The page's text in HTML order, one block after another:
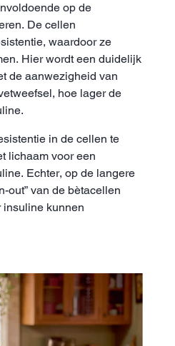
op de
De cellen
waardoor ze
Hier wordt een duidelijk
de aanwezigheid van
hoe lager de
in de cellen te
lichaam voor een
Echter, op de langere
out” van de bètacellen
insuline kunnen